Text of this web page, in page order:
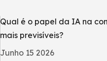
Qual é o papel da IA na
mais previsíveis?
Junho 15 2026